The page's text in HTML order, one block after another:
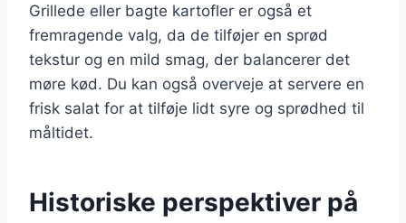
Grillede eller bagte kartofler er også et
fremragende valg, da de tilføjer en sprød
tekstur og en mild smag, der balancerer det
møre kød. Du kan også overveje at servere en
frisk salat for at tilføje lidt syre og sprødhed til
måltidet.
Historiske perspektiver på